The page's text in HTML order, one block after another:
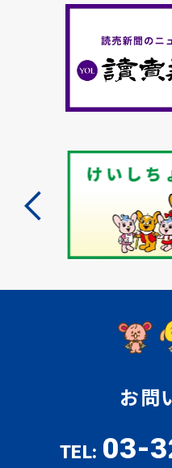
お問
TEL: 03-